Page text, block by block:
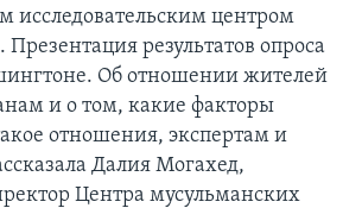
ПУТЕШЕСТВИЕ
центром
результатов опроса
Об отношении жителей
и о том, какие факторы
отношения, экспертам и
Далия Могахед,
Центра мусульманских